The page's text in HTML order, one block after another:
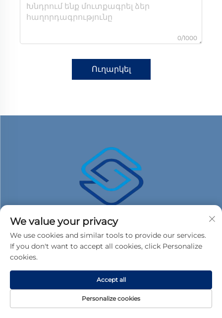
0/1000
Ուղարկել
Արագ հղումներ
We value your privacy
We use cookies and similar tools to provide our services.
If you don't want to accept all cookies, click Personalize
cookies.
Personalize cookies
Accept all